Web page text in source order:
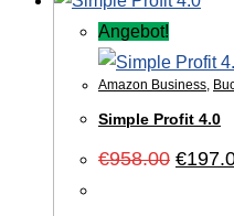
Angebot!
Amazon Business,
Simple Profit 4.0
€958.00
Preis
€